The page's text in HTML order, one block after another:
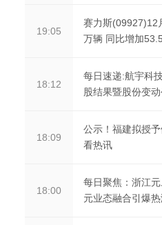
19:05
赛力斯(09927)12
万辆 同比增加
18:12
每日速递:航宇科
股结果暨股份变
18:09
公示！福建拟授
看热讯
18:00
每日聚焦：浙江
元业态融合引爆热